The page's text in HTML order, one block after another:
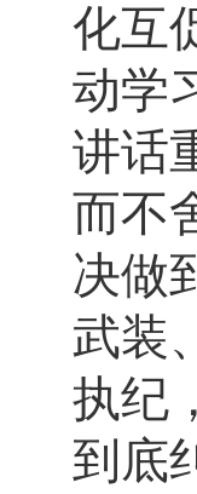
化互
动学
讲话
而不
决做
武装
执纪
到底